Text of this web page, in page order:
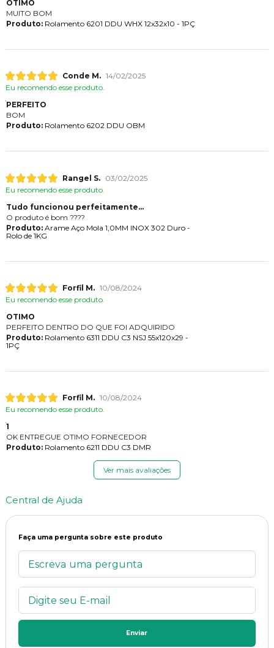
ÓTIMO
MUITO BOM
Produto:Rolamento 6201 DDU WHX 12x32x10 - 1PÇ
Conde M. 14/02/2025
Eu recomendo esse produto.
PERFEITO
BOM
Produto:Rolamento 6202 DDU OBM
Rangel S.
03/02/2025
Eu recomendo esse produto.
Tudo funcionou perfeitamente...
O produto é bom ????
Produto:Arame Aço Mola 1,0MM INOX 302 Duro -
Rolo de 1KG
Forfil M. 10/08/2024
Eu recomendo esse produto.
OTIMO
PERFEITO DENTRO DO QUE FOI ADQUIRIDO
Produto:Rolamento 6311 DDU C3 NSJ 55x120x29 -
1PÇ
Forfil M. 10/08/2024
Eu recomendo esse produto.
1
OK ENTREGUE OTIMO FORNECEDOR
Produto:Rolamento 6211 DDU C3 DMR
Ver mais avaliações
Central de Ajuda
Faça uma pergunta sobre este produto
Enviar